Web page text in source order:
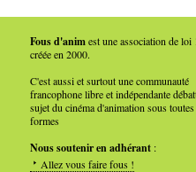
Fous d'animest une association de loi
créée en 2000.
C'est aussi et surtout une communauté
francophone libre et indépendante
sujet du cinéma d'animation sous toutes
formes
Nous soutenir en adhérant :
Allez vous faire fous !